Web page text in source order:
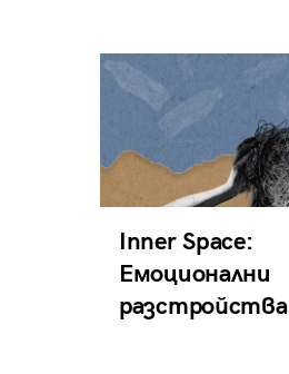
Inner Space:
Емоционални
разстройства